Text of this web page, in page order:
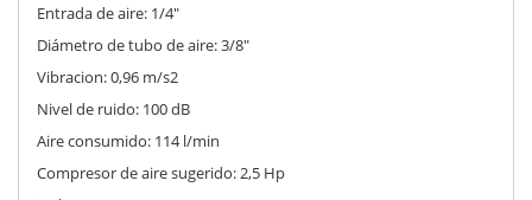
Entrada de aire: 1/4"
Diámetro de tubo de aire: 3/8"
Vibracion: 0,96 m/s2
Nivel de ruido: 100 dB
Aire consumido: 114 l/min
Compresor de aire sugerido: 2,5 Hp